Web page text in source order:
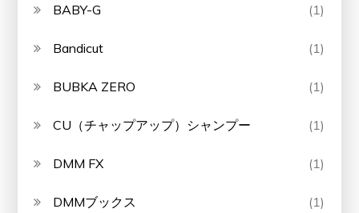
BABY-G (1)
Bandicut (1)
BUBKA ZERO (1)
CU（チャップアップ）シャンプー (1)
DMM FX (1)
DMMブックス (1)